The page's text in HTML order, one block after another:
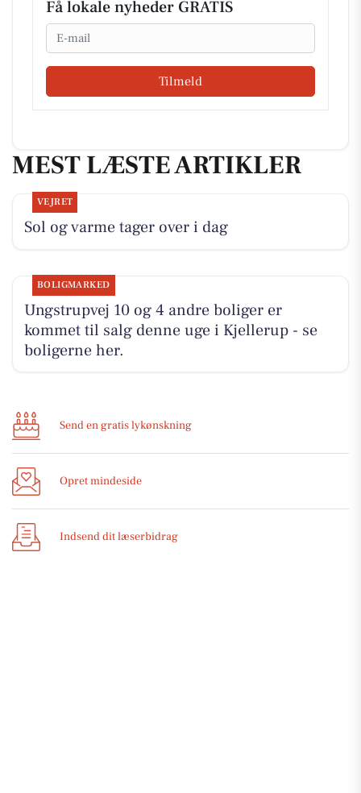
Få lokale nyheder GRATIS
Email
Tilmeld
MEST LÆSTE ARTIKLER
VEJRET
Sol og varme tager over i dag
BOLIGMARKED
Ungstrupvej 10 og 4 andre boliger er
kommet til salg denne uge i Kjellerup - se
boligerne her.
Send en gratis lykønskning
Opret mindeside
Indsend dit læserbidrag